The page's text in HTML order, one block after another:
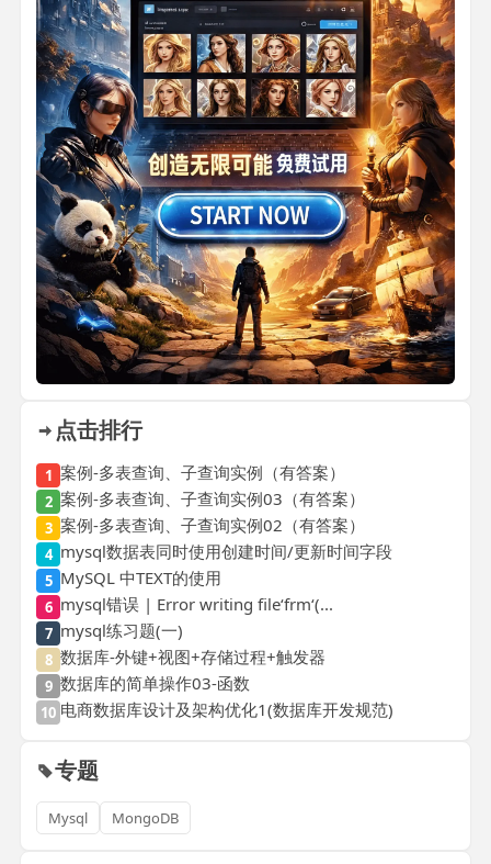
点击排行
1 案例-多表查询、子查询实例（有答案）
2 案例-多表查询、子查询实例03（有答案）
3 案例-多表查询、子查询实例02（有答案）
4 mysql数据表同时使用创建时间/更新时间字段
5 MySQL 中TEXT的使用
6 mysql错误 | Error writing file‘frm‘(...
7 mysql练习题(一)
8 数据库-外键+视图+存储过程+触发器
9 数据库的简单操作03-函数
10 电商数据库设计及架构优化1(数据库开发规范)
专题
Mysql MongoDB